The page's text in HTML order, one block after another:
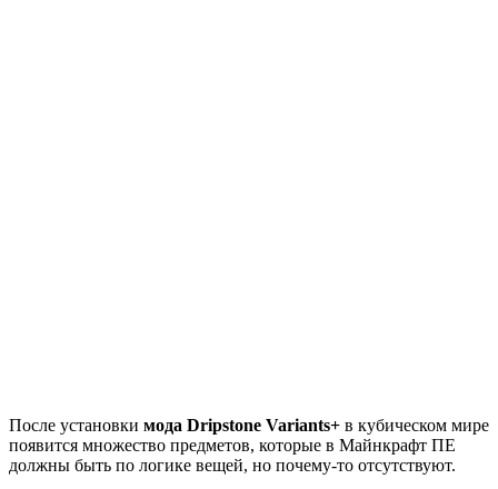
После установки мода Dripstone Variants+ в кубическом мире
появится множество предметов, которые в Майнкрафт ПЕ
должны быть по логике вещей, но почему-то отсутствуют.